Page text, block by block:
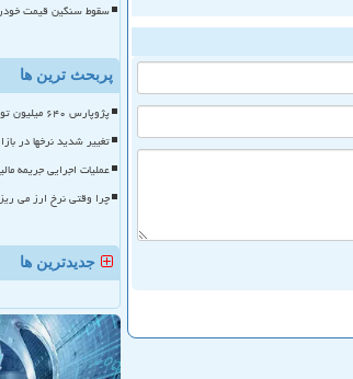
سقوط سنگین قیمت
پربحث ترین ها
پژوپارس ۶۴۰ میلیون تومان شد
تغییر شدید نرخها در
عملیات اجرایی جریمه
چرا وقتی نرخ ارز می
جدیدترین ها